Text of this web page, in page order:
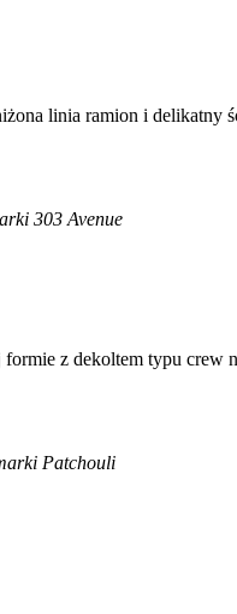
linia ramion i delikatny
303 Avenue
formie z dekoltem typu crew
Patchouli